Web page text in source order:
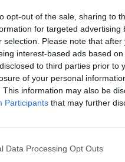
opt-out of the sale, sharing to
for targeted
selection. Please note that
interest-based ads based
to third parties prior to
of your personal
This information may also be
Participants that may further
Data Processing Opt Outs
Draudimas
Reporteris